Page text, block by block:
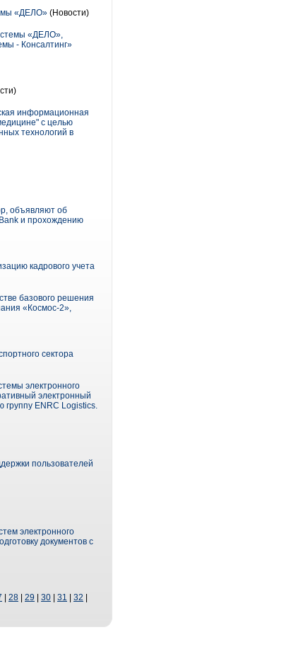
«ДЕЛО» (Новости)
«ДЕЛО»,
- Консалтинг»
информационная
с целью
технологий в
объявляют об
и прохождению
кадрового учета
базового решения
«Космос-2»,
сектора
электронного
электронный
группу ENRC Logistics.
пользователей
электронного
документов с
28 29 30 31 32